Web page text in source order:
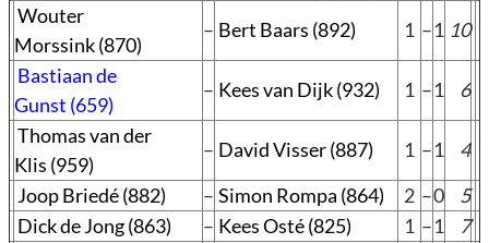
Wouter
Morssink (870)
– Bert Baars (892) 1 –1 10
Bastiaan de
Gunst (659)
– Kees van Dijk (932) 1 –1
6
Thomas van der
Klis (959)
– David Visser (887) 1 –1
4
Joop Briedé (882)
– Simon Rompa (864) 2 –0
5
Dick de Jong (863)
– Kees Osté (825) 1 –1
7